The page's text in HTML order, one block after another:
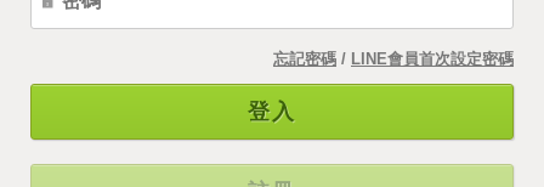
忘記密碼 / LINE會員首次設定密碼
登入